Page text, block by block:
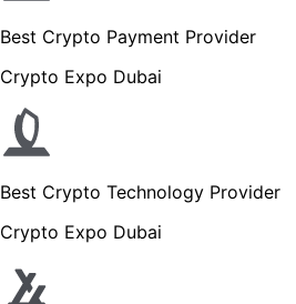
Best Crypto Payment Provider
Crypto Expo Dubai
Best Crypto Technology Provider
Crypto Expo Dubai